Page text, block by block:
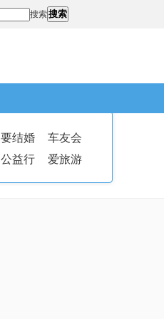
搜索搜索
要结婚
车友会
公益行 爱旅游